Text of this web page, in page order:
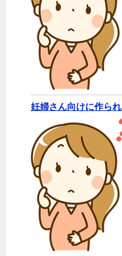
妊婦さん向けに作ら